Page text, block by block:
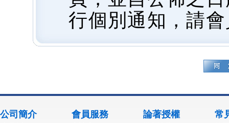
行個別通知，請
公司簡介 會員服務 論著授權 常